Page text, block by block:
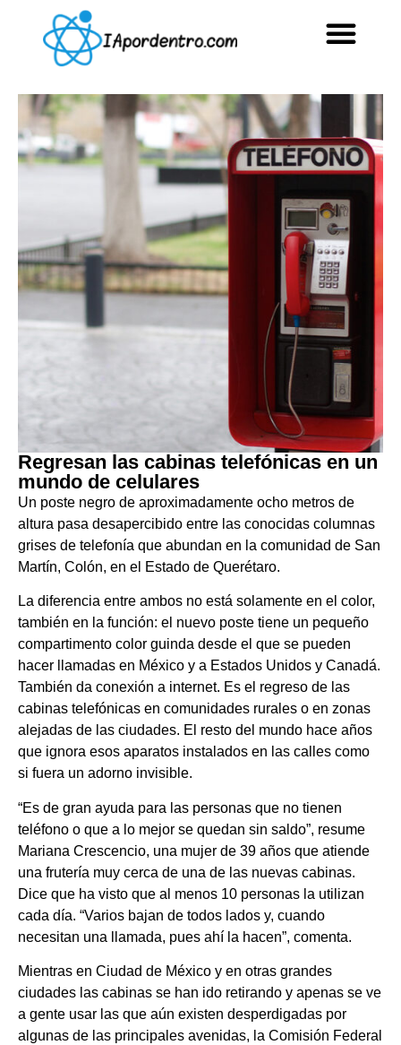
Regresan las cabinas telefónicas en un
mundo de celulares
Un poste negro de aproximadamente ocho metros de
altura pasa desapercibido entre las conocidas columnas
grises de telefonía que abundan en la comunidad de San
Martín, Colón, en el Estado de Querétaro.
La diferencia entre ambos no está solamente en el color,
también en la función: el nuevo poste tiene un pequeño
compartimento color guinda desde el que se pueden
hacer llamadas en México y a Estados Unidos y Canadá.
También da conexión a internet. Es el regreso de las
cabinas telefónicas en comunidades rurales o en zonas
alejadas de las ciudades. El resto del mundo hace años
que ignora esos aparatos instalados en las calles como
si fuera un adorno invisible.
“Es de gran ayuda para las personas que no tienen
teléfono o que a lo mejor se quedan sin saldo”, resume
Mariana Crescencio, una mujer de 39 años que atiende
una frutería muy cerca de una de las nuevas cabinas.
Dice que ha visto que al menos 10 personas la utilizan
cada día. “Varios bajan de todos lados y, cuando
necesitan una llamada, pues ahí la hacen”, comenta.
Mientras en Ciudad de México y en otras grandes
ciudades las cabinas se han ido retirando y apenas se ve
a gente usar las que aún existen desperdigadas por
algunas de las principales avenidas, la Comisión Federal